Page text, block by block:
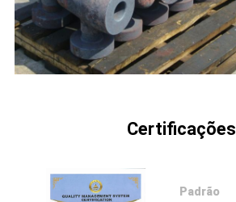
Certificações
Padrão